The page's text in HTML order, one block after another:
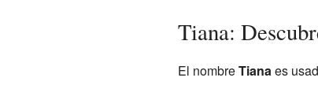
Tiana:
El nombreTianaes